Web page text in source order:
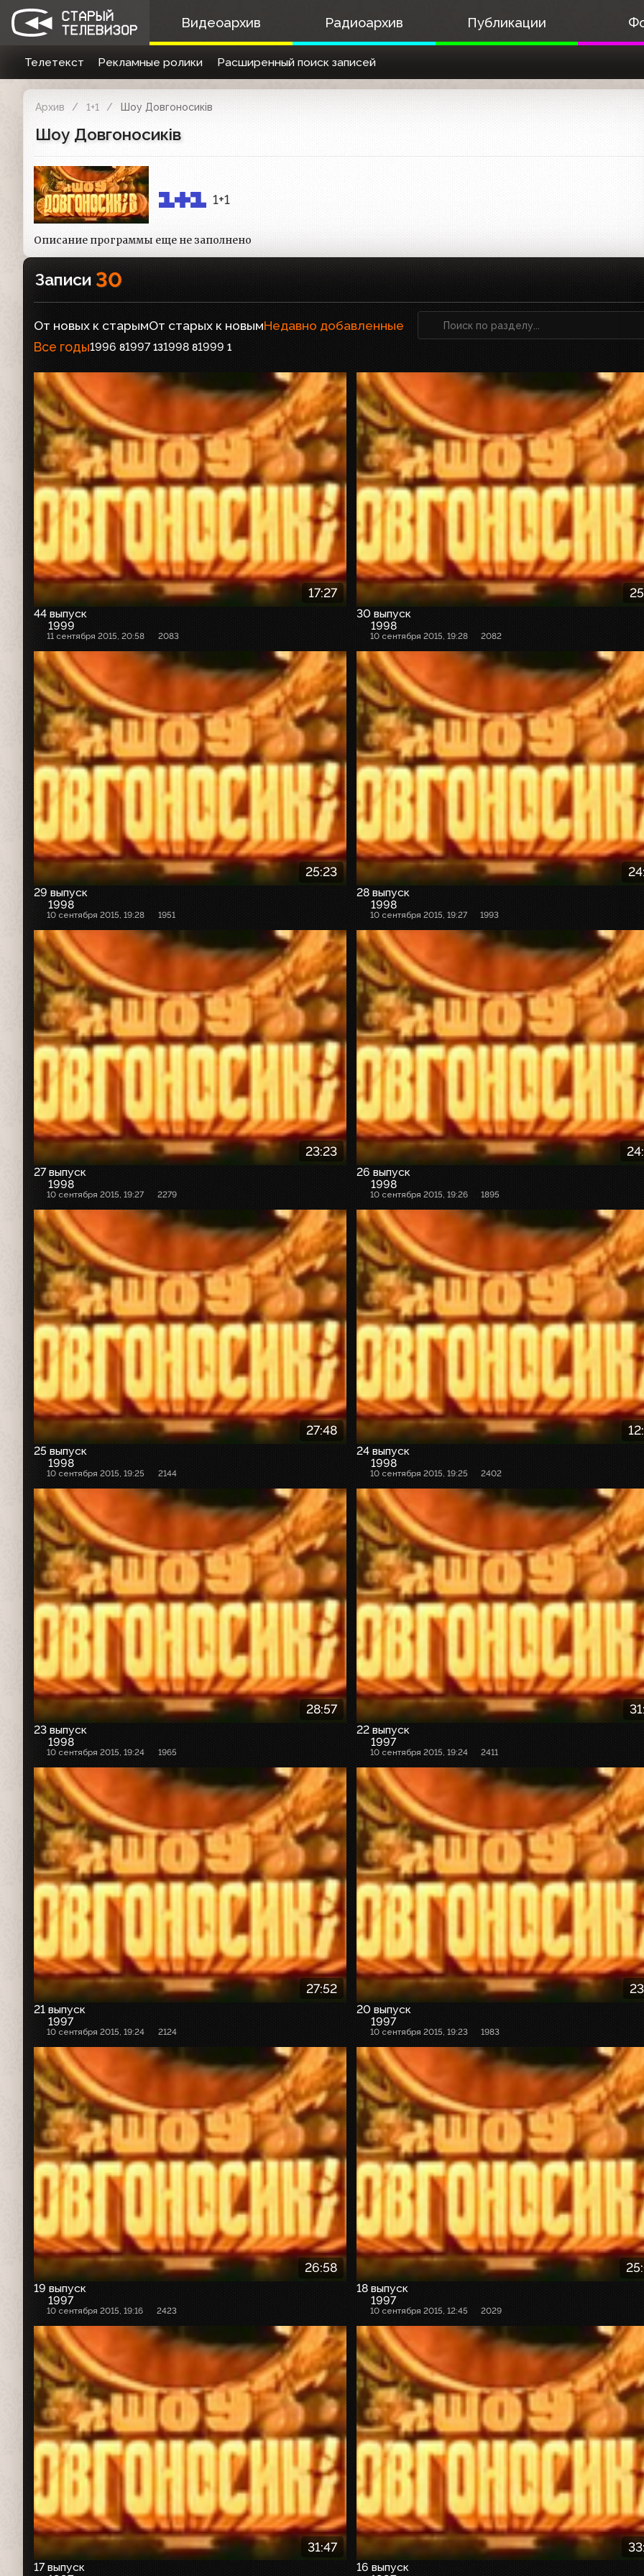
Видеоархив Радиоархив Публикации
Телетекст Рекламные ролики Расширенный поиск записей
Архив 1+1 Шоу Довгоносиків
Шоу Довгоносиків
1+1
Описание программы еще не заполнено
Записи 30
От новых к старымОт старых к новымНедавно добавленные
Все годы1996 81997 131998 81999 1
17:27
44 выпуск
1999
11 сентября 2015, 20:58 2083
30 выпуск
1998
10 сентября 2015, 19:28 2082
25:23
29 выпуск
1998
10 сентября 2015, 19:28 1951
28 выпуск
1998
10 сентября 2015, 19:27 1993
23:23
27 выпуск
1998
10 сентября 2015, 19:27 2279
26 выпуск
1998
10 сентября 2015, 19:26 1895
27:48
25 выпуск
1998
10 сентября 2015, 19:25 2144
24 выпуск
1998
10 сентября 2015, 19:25 2402
28:57
23 выпуск
1998
10 сентября 2015, 19:24 1965
22 выпуск
1997
10 сентября 2015, 19:24 2411
27:52
21 выпуск
1997
10 сентября 2015, 19:24 2124
20 выпуск
1997
10 сентября 2015, 19:23 1983
26:58
19 выпуск
1997
10 сентября 2015, 19:16 2423
18 выпуск
1997
10 сентября 2015, 12:45 2029
31:47
17 выпуск
16 выпуск